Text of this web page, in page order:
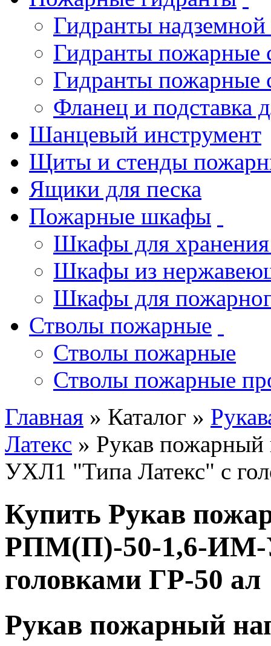
Гидранты
Гидранты пожарные
Гидранты пожарные
Фланец и подставка
Шанцевый инструмент
Щиты и стенды
Ящики для песка
Пожарные шкафы
Шкафы для хранения
Шкафы из
Шкафы для
Стволы пожарные
Стволы пожарные
Стволы пожарные
Главная » Каталог »
Латекс » Рукав
УХЛ1 "Типа Латекс" с
Купить Рукав
РПМ(П)-50-1,6-ИМ-
головками ГР-50 ал
Рукав пожарный